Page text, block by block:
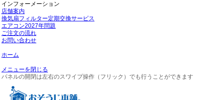
インフォーメーション
店舗案内
換気扇フィルター定期交換サービス
エアコン2027年問題
ご注文の流れ
お問い合わせ
ホーム
メニューを閉じる
パネルの開閉は左右のスワイプ操作（フリック）でも行うことができます